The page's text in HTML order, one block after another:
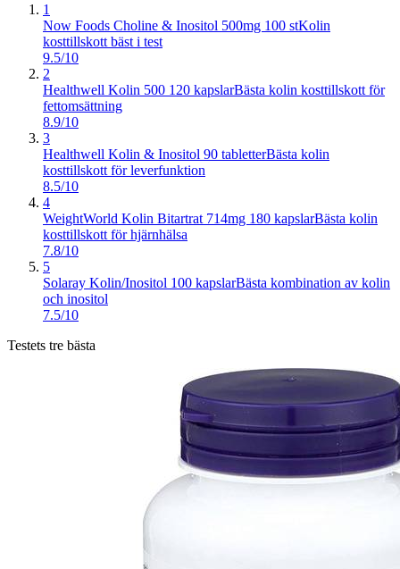
1
Now Foods Choline & Inositol 500mg 100 stKolin
kosttillskott bäst i test
9.5/10
2
Healthwell Kolin 500 120 kapslarBästa kolin kosttillskott för
fettomsättning
8.9/10
3
Healthwell Kolin & Inositol 90 tabletterBästa kolin
kosttillskott för leverfunktion
8.5/10
4
WeightWorld Kolin Bitartrat 714mg 180 kapslarBästa kolin
kosttillskott för hjärnhälsa
7.8/10
5
Solaray Kolin/Inositol 100 kapslarBästa kombination av kolin
och inositol
7.5/10
Testets tre bästa